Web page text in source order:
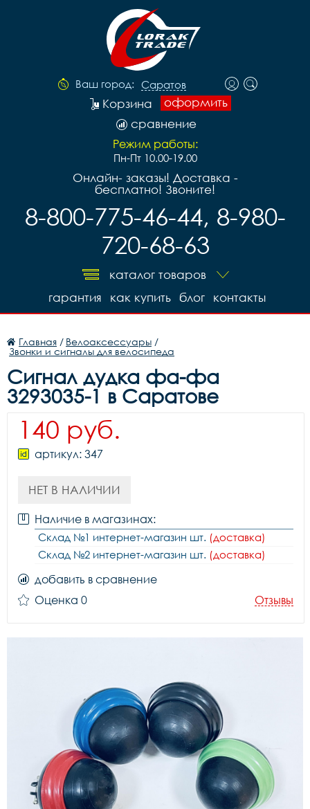
Ваш город: Саратов
оформить
Корзина
сравнение
Режим работы:
Пн-Пт 10.00-19.00
Онлайн- заказы! Доставка -
бесплатно! Звоните!
8-800-775-46-44, 8-980-
720-68-63
каталог товаров
контакты
блог
как купить
гарантия
Главная / Велоаксессуары /
Звонки и сигналы для велосипеда
Сигнал дудка фа-фа
3293035-1 в Саратове
140 руб.
артикул: 347
НЕТ В НАЛИЧИИ
Наличие в магазинах:
Склад №1 интернет-магазин шт. (доставка)
Склад №2 интернет-магазин шт. (доставка)
добавить в сравнение
Оценка 0
Отзывы